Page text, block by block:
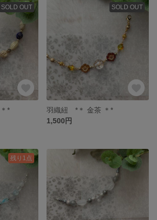
SOLD OUT
*
SOLD OUT
羽織紐 *＊ 金茶 ＊*
1,500円
残り1点